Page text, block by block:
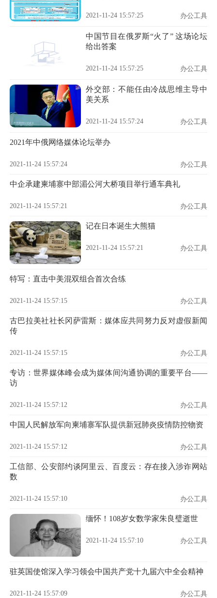
2021-11-24 15:57:25 办公工具
中国节目在俄罗斯“火了” 这场论坛
给出答案
2021-11-24 15:57:25 办公工具
外交部：不能任由冷战思维主导中
美关系
2021-11-24 15:57:24 办公工具
2021年中俄网络媒体论坛举办
2021-11-24 15:57:24 办公工具
中企承建柬埔寨中部湄公河大桥项目举行通车典礼
2021-11-24 15:57:21 办公工具
记在日本诞生大熊猫
2021-11-24 15:57:21 办公工具
特写：直击中美混双组合首次合练
2021-11-24 15:57:15 办公工具
古巴拉美社社长冈萨雷斯：媒体应共同努力反对虚假新闻
传
2021-11-24 15:57:15 办公工具
专访：世界媒体峰会成为媒体间沟通协调的重要平台——
访
2021-11-24 15:57:12 办公工具
中国人民解放军向柬埔寨军队提供新冠肺炎疫情防控物资
2021-11-24 15:57:12 办公工具
工信部、公安部约谈阿里云、百度云：存在接入涉诈网站
数
2021-11-24 15:57:10 办公工具
缅怀！108岁女数学家朱良璧逝世
2021-11-24 15:57:10 办公工具
驻英国使馆深入学习领会中国共产党十九届六中全会精神
2021-11-24 15:57:09 办公工具